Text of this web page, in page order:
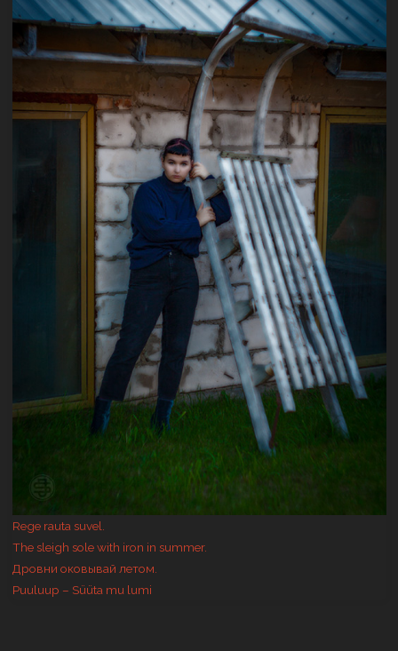
Rege rauta suvel.
The sleigh sole with iron in summer.
Дровни оковывай летом.
Puuluup – Süüta mu lumi